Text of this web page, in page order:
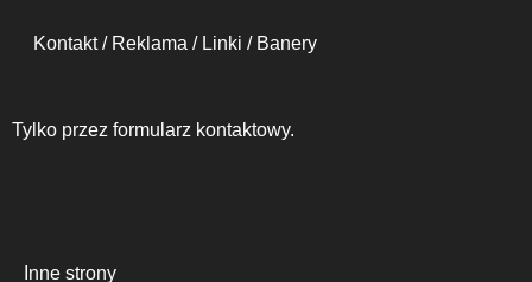
Kontakt / Reklama / Linki / Banery
Tylko przez formularz kontaktowy.
Inne strony